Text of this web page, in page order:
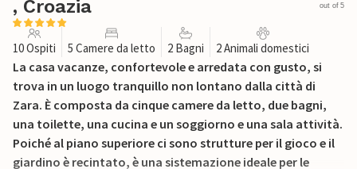
, Croazia
out of 5
10 Ospiti 5 Camere da letto 2 Bagni 2 Animali domestici
La casa vacanze, confortevole e arredata con gusto, si
trova in un luogo tranquillo non lontano dalla città di
Zara. È composta da cinque camere da letto, due bagni,
una toilette, una cucina e un soggiorno e una sala attività.
Poiché al piano superiore ci sono strutture per il gioco e il
giardino è recintato, è una sistemazione ideale per le